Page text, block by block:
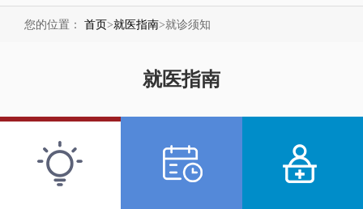
您的位置： 首页>就医指南>就诊须知
就医指南